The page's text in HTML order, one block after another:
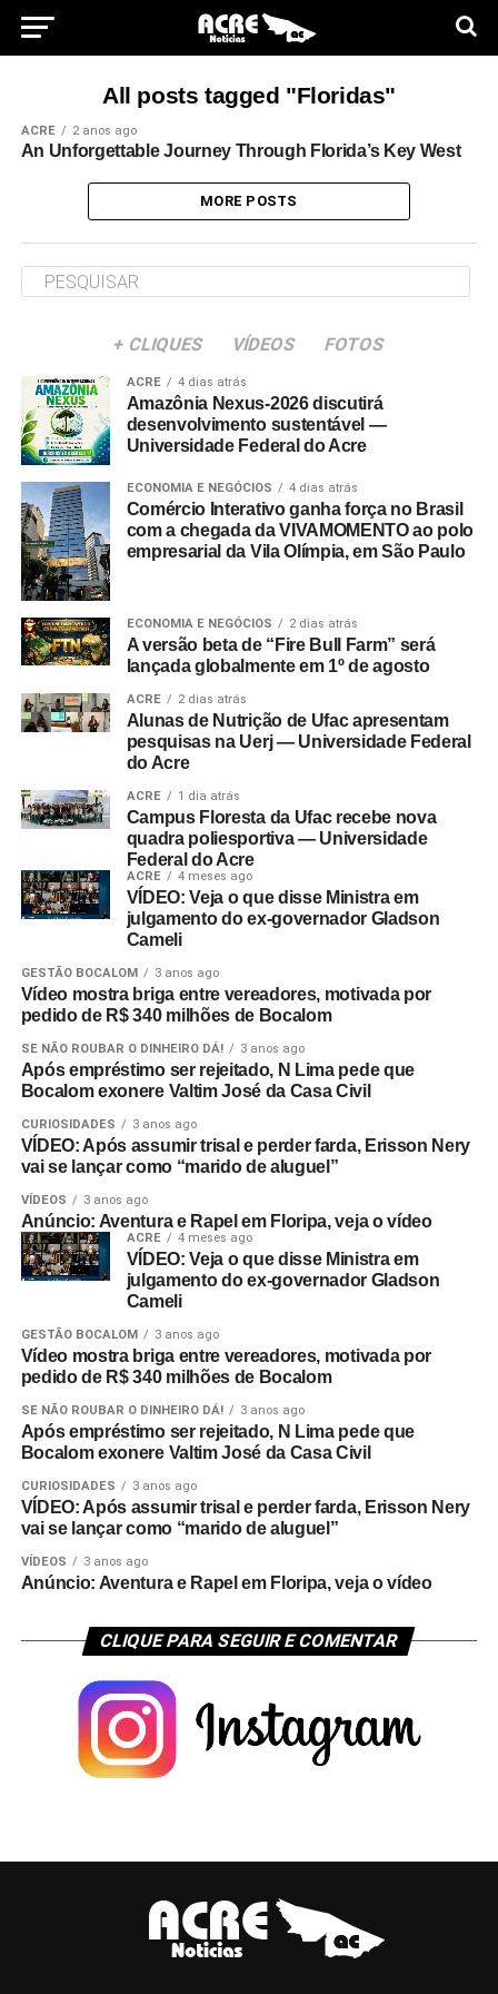
All posts tagged "Floridas"
ACRE 2 anos ago
An Unforgettable Journey Through Florida’s Key West
MORE POSTS
+ CLIQUES VÍDEOS FOTOS
ACRE 4 dias atrás
Amazônia Nexus-2026 discutirá
desenvolvimento sustentável —
Universidade Federal do Acre
ECONOMIA E NEGÓCIOS 4 dias atrás
Comércio Interativo ganha força no Brasil
com a chegada da VIVAMOMENTO ao polo
empresarial da Vila Olímpia, em São Paulo
ECONOMIA E NEGÓCIOS 2 dias atrás
A versão beta de “Fire Bull Farm” será
lançada globalmente em 1º de agosto
ACRE 2 dias atrás
Alunas de Nutrição de Ufac apresentam
pesquisas na Uerj — Universidade Federal
do Acre
ACRE 1 dia atrás
Campus Floresta da Ufac recebe nova
quadra poliesportiva — Universidade
Federal do Acre
ACRE 4 meses ago
VÍDEO: Veja o que disse Ministra em
julgamento do ex-governador Gladson
Cameli
GESTÃO BOCALOM 3 anos ago
Vídeo mostra briga entre vereadores, motivada por
pedido de R$ 340 milhões de Bocalom
SE NÃO ROUBAR O DINHEIRO DÁ! 3 anos ago
Após empréstimo ser rejeitado, N Lima pede que
Bocalom exonere Valtim José da Casa Civil
CURIOSIDADES 3 anos ago
VÍDEO: Após assumir trisal e perder farda, Erisson Nery
vai se lançar como “marido de aluguel”
VÍDEOS 3 anos ago
Anúncio: Aventura e Rapel em Floripa, veja o vídeo
ACRE 4 meses ago
VÍDEO: Veja o que disse Ministra em
julgamento do ex-governador Gladson
Cameli
GESTÃO BOCALOM 3 anos ago
Vídeo mostra briga entre vereadores, motivada por
pedido de R$ 340 milhões de Bocalom
SE NÃO ROUBAR O DINHEIRO DÁ! 3 anos ago
Após empréstimo ser rejeitado, N Lima pede que
Bocalom exonere Valtim José da Casa Civil
CURIOSIDADES 3 anos ago
VÍDEO: Após assumir trisal e perder farda, Erisson Nery
vai se lançar como “marido de aluguel”
VÍDEOS 3 anos ago
Anúncio: Aventura e Rapel em Floripa, veja o vídeo
CLIQUE PARA SEGUIR E COMENTAR